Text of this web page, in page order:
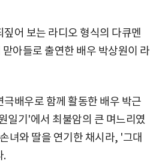
어 보는 라디오 형식의 다큐멘
아들로 출연한 배우 박상원이 라
배우로 함께 활동한 배우 박근
일기'에서 최불암의 큰 며느리였
녀와 딸을 연기한 채시라, '그대
.